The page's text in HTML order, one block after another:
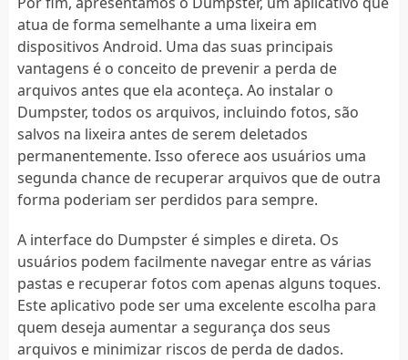
atua de forma semelhante a uma lixeira em
dispositivos Android. Uma das suas principais
vantagens é o conceito de prevenir a perda de
arquivos antes que ela aconteça. Ao instalar o
Dumpster, todos os arquivos, incluindo fotos, são
salvos na lixeira antes de serem deletados
permanentemente. Isso oferece aos usuários uma
segunda chance de recuperar arquivos que de outra
forma poderiam ser perdidos para sempre.
A interface do Dumpster é simples e direta. Os
usuários podem facilmente navegar entre as várias
pastas e recuperar fotos com apenas alguns toques.
Este aplicativo pode ser uma excelente escolha para
quem deseja aumentar a segurança dos seus
arquivos e minimizar riscos de perda de dados.